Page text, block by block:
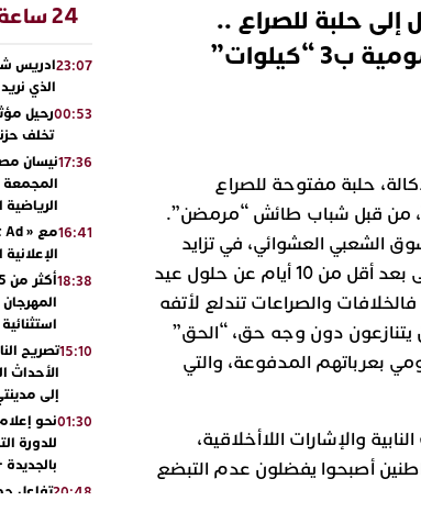
حلبة للصراع ..
حلبة مفتوحة للصراع
من قبل شباب طائش “مرمضن”.
الشعبي العشوائي، في تزايد
مضطرد، وبوثيرة أسرع، تسابق الزمن، على بعد أقل من 10 أيام عن حلول عيد
والصراعات تندلع لأتفه
يتنازعون دون وجه حق، “الحق”
بعرباتهم المدفوعة، والتي
والإشارات اللاأخلاقية،
أصبحوا يفضلون عدم التبضع
24 ساعة
23:07ادريس
الذي نريد
00:53رحيل
تخلف
17:36نيسان
المجمعة
16:41
18:38
استثنائية
15:10تصريح
الأحداث
إلى
01:30نحو
للدورة
20:48تفاعل